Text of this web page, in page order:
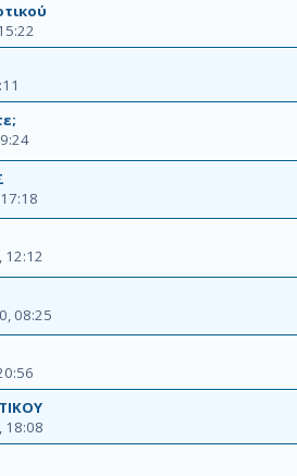
12:12
08:25
18:08